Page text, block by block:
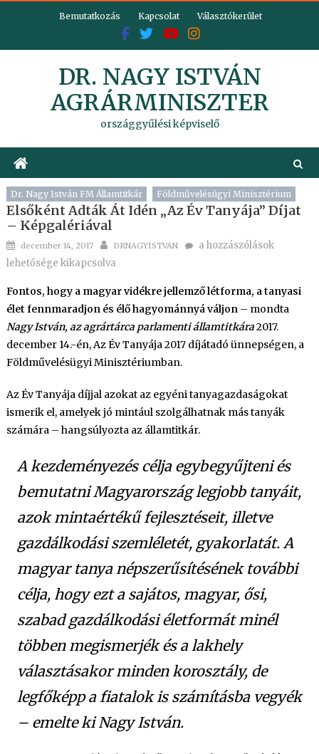
Bemutatkozás Kapcsolat Választókerület
DR. NAGY ISTVÁN
AGRÁRMINISZTER
országgyűlési képviselő
Dr. Nagy István FM Államtitkár Földművelésügyi Minisztérium
Elsőként Adták Át Idén „Az Év Tanyája” Díjat
– Képgalériával
Posted
on
december 14, 2017 Author
DRNAGYISTVAN
Elsőként
idén
„Az
Év
Tanyája”
képgalériával
bejegyzéshez
a hozzászólások
lehetősége kikapcsolva
Fontos, hogy a magyar vidékre jellemző létforma, a tanyasi
élet fennmaradjon és élő hagyománnyá váljon– mondta
Nagy István, az agrártárca parlamenti államtitkára2017.
december 14.-én, Az Év Tanyája 2017 díjátadó ünnepségen, a
Földművelésügyi Minisztériumban.
Az Év Tanyája díjjal azokat az egyéni tanyagazdaságokat
ismerik el, amelyek jó mintául szolgálhatnak más tanyák
számára – hangsúlyozta az államtitkár.
A kezdeményezés célja egybegyűjteni és
bemutatni Magyarország legjobb tanyáit,
azok mintaértékű fejlesztéseit, illetve
gazdálkodási szemléletét, gyakorlatát. A
magyar tanya népszerűsítésének további
célja, hogy ezt a sajátos, magyar, ősi,
szabad gazdálkodási életformát minél
többen megismerjék és a lakhely
választásakor minden korosztály, de
legfőképp a fiatalok is számításba vegyék
– emelte ki Nagy István.